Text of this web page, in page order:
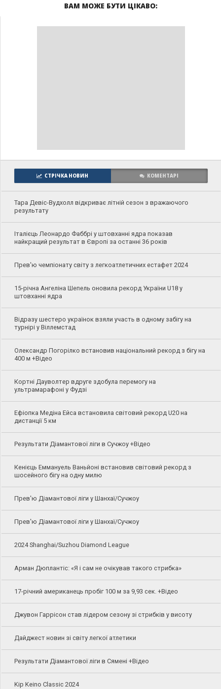
ВАМ МОЖЕ БУТИ ЦІКАВО:
СТРІЧКА НОВИН КОМЕНТАРІ
Тара Девіс-Вудхолл відкриває літній сезон з вражаючого
результату
Італієць Леонардо Фаббрі у штовханні ядра показав
найкращий результат в Європі за останні 36 років
Прев'ю чемпіонату світу з легкоатлетичних естафет 2024
15-річна Ангеліна Шепель оновила рекорд України U18 у
штовханні ядра
Відразу шестеро українок взяли участь в одному забігу на
турнірі у Віллемстад
Олександр Погорілко встановив національний рекорд з бігу на
400 м +Відео
Кортні Дауволтер вдруге здобула перемогу на
ультрамарафоні у Фудзі
Ефіопка Медіна Ейса встановила світовий рекорд U20 на
дистанції 5 км
Результати Діамантової ліги в Сучжоу +Відео
Кенієць Еммануель Ваньйоні встановив світовий рекорд з
шосейного бігу на одну милю
Прев'ю Діамантової ліги у Шанхаї/Сучжоу
Прев'ю Діамантової ліги у Шанхаї/Сучжоу
2024 Shanghai/Suzhou Diamond League
Арман Дюплантіс: «Я і сам не очікував такого стрибка»
17-річний американець пробіг 100 м за 9,93 сек. +Відео
Джувон Гаррісон став лідером сезону зі стрибків у висоту
Дайджест новин зі світу легкої атлетики
Результати Діамантової ліги в Сямені +Відео
Kip Keino Classic 2024